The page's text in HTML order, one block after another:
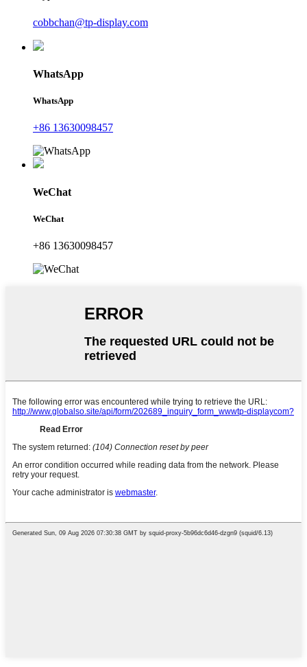
cobbchan@tp-display.com
WhatsApp
WhatsApp
+86 13630098457
WeChat
WeChat
+86 13630098457